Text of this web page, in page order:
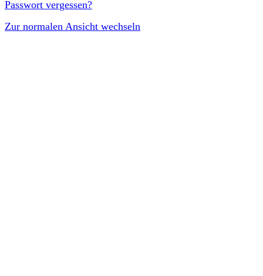
Passwort vergessen?
Zur normalen Ansicht wechseln